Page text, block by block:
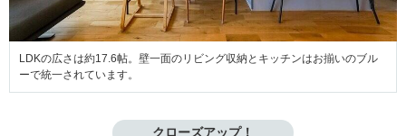
LDKの広さは約17.6帖。壁一面のリビング収納とキッチンはお揃いのブル
ーで統一されています。
クローズアップ！